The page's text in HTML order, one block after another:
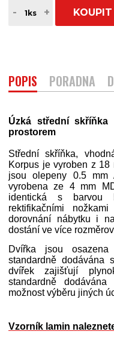
- + KOUPIT
POPIS PORADNA
Úzká střední
prostorem
Střední skříňka,
Korpus je vyroben z 18
jsou olepeny 0.5 mm
vyrobena ze 4 mm
identická s barvou
rektifikačními
dorovnání nábytku i
dostání ve více
Dvířka jsou
standardně dodávána
dvířek zajišťují
standardně
možnost výběru jiných
Vzorník lamin